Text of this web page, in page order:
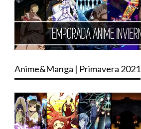
Anime&Manga | Primavera 2021